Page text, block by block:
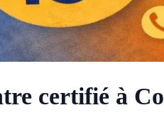
certifié à